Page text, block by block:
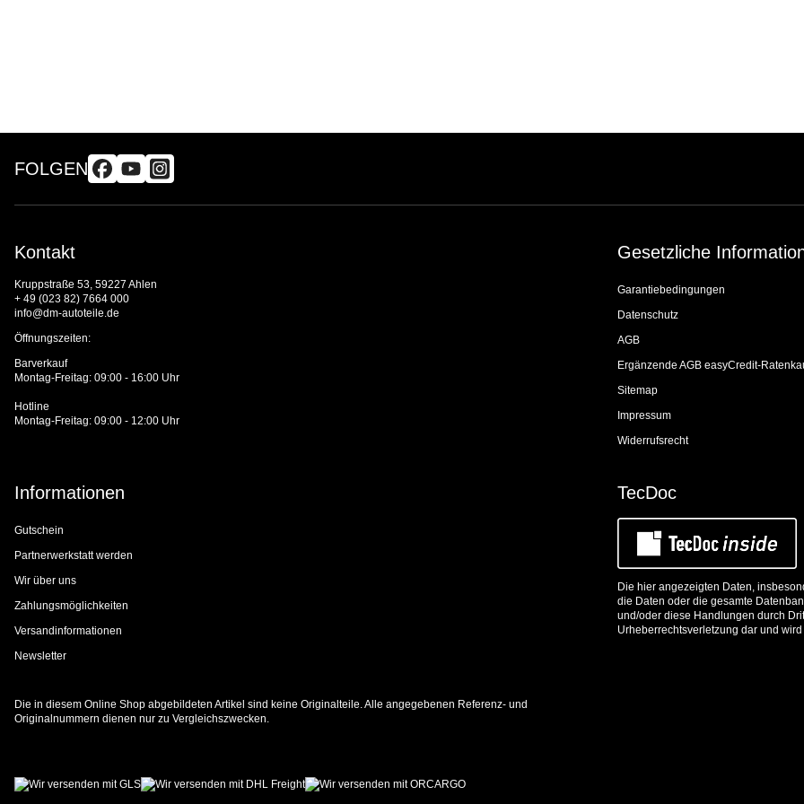
FOLGEN
Kontakt
Kruppstraße 53, 59227 Ahlen
+ 49 (023 82) 7664 000
info@dm-autoteile.de
Öffnungszeiten:
Barverkauf
Montag-Freitag: 09:00 - 16:00 Uhr
Hotline
Montag-Freitag: 09:00 - 12:00 Uhr
Gesetzliche
Garantiebedingungen
Datenschutz
AGB
Ergänzende AGB easyCredit-
Sitemap
Impressum
Widerrufsrecht
Informationen
Gutschein
Partnerwerkstatt werden
Wir über uns
Zahlungsmöglichkeiten
Versandinformationen
Newsletter
TecDoc
Die hier angezeigten Daten,
die Daten oder die gesamte
und/oder diese Handlungen durch
Urheberrechtsverletzung dar und
Die in diesem Online Shop abgebildeten Artikel sind keine Originalteile. Alle angegebenen Referenz- und
Originalnummern dienen nur zu Vergleichszwecken.